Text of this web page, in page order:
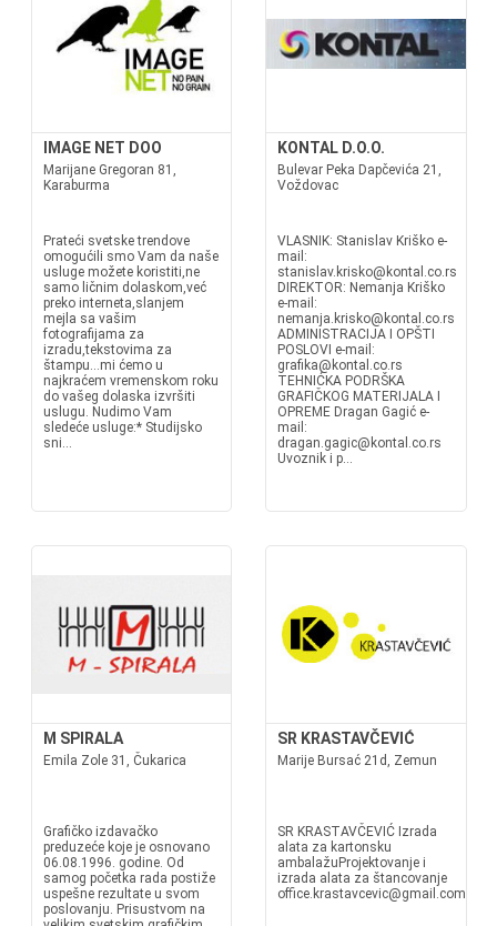
IMAGE NET DOO
Marijane Gregoran 81,
Karaburma
Prateći svetske trendove
omogućili smo Vam da naše
usluge možete koristiti,ne
samo ličnim dolaskom,već
preko interneta,slanjem
mejla sa vašim
fotografijama za
izradu,tekstovima za
štampu...mi ćemo u
najkraćem vremenskom roku
do vašeg dolaska izvršiti
uslugu. Nudimo Vam
sledeće usluge:* Studijsko
sni...
KONTAL D.O.O.
Bulevar Peka Dapčevića 21,
Voždovac
VLASNIK: Stanislav Kriško e-
mail:
stanislav.krisko@kontal.co.rs
DIREKTOR: Nemanja Kriško
e-mail:
nemanja.krisko@kontal.co.rs
ADMINISTRACIJA I OPŠTI
POSLOVI e-mail:
grafika@kontal.co.rs
TEHNIĆKA PODRŠKA
GRAFIČKOG MATERIJALA I
OPREME Dragan Gagić e-
mail:
dragan.gagic@kontal.co.rs
Uvoznik i p...
M SPIRALA
Emila Zole 31, Čukarica
Grafičko izdavačko
preduzeće koje je osnovano
06.08.1996. godine. Od
samog početka rada postiže
uspešne rezultate u svom
poslovanju. Prisustvom na
SR KRASTAVČEVIĆ
Marije Bursać 21d, Zemun
SR KRASTAVČEVIĆ Izrada
alata za kartonsku
ambalažuProjektovanje i
izrada alata za štancovanje
office.krastavcevic@gmail.com